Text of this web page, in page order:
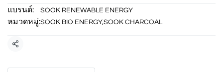
แบรนด์: SOOK RENEWABLE ENERGY
หมวดหมู่:SOOK BIO ENERGY,SOOK CHARCOAL
แชร์